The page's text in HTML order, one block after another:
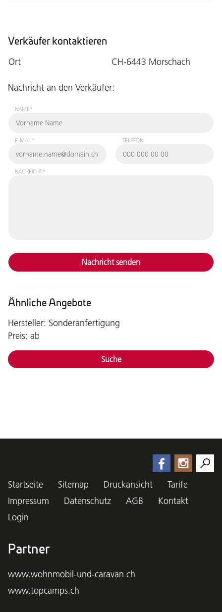
Verkäufer kontaktieren
Ort CH-6443 Morschach
Nachricht an den Verkäufer:
NAME*
E-MAIL* TELEFON
NACHRICHT*
Nachricht senden
Ähnliche Angebote
Hersteller: Sonderanfertigung
Preis: ab
Suche
Startseite Sitemap Druckansicht
Tarife
Impressum
Datenschutz AGB
Kontakt
Login
Partner
www.wohnmobil-und-caravan.ch
www.topcamps.ch